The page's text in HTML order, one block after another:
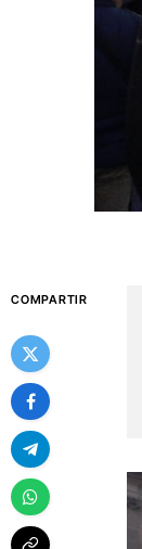
COMPARTIR